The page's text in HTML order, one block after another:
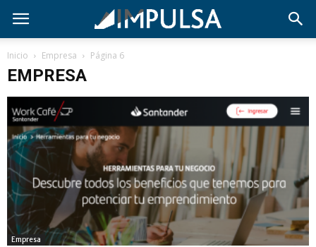
Inicio Empresa Página 6
EMPRESA
Empresa